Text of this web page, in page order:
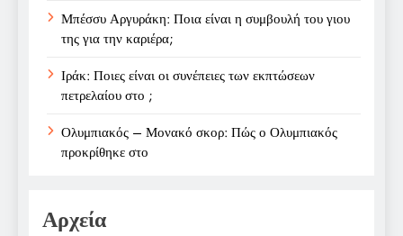
Μπέσσυ Αργυράκη: Ποια είναι η συμβουλή του γιου
της για την καριέρα;
Ιράκ: Ποιες είναι οι συνέπειες των εκπτώσεων
πετρελαίου στο ;
Ολυμπιακός – Μονακό σκορ: Πώς ο Ολυμπιακός
προκρίθηκε στο
Αρχεία